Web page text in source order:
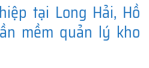
tại Long Hải, Hồ
mềm quản lý kho